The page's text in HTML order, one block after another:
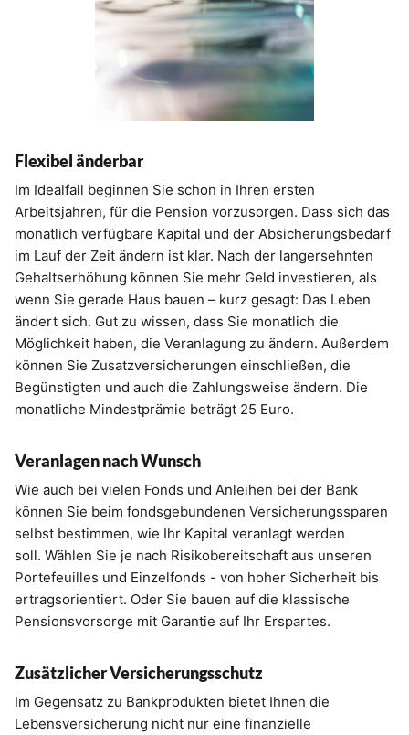
Flexibel änderbar
Im Idealfall beginnen Sie schon in Ihren ersten
Arbeitsjahren, für die Pension vorzusorgen. Dass sich das
monatlich verfügbare Kapital und der Absicherungsbedarf
im Lauf der Zeit ändern ist klar. Nach der langersehnten
Gehaltserhöhung können Sie mehr Geld investieren, als
wenn Sie gerade Haus bauen – kurz gesagt: Das Leben
ändert sich. Gut zu wissen, dass Sie monatlich die
Möglichkeit haben, die Veranlagung zu ändern. Außerdem
können Sie Zusatzversicherungen einschließen, die
Begünstigten und auch die Zahlungsweise ändern. Die
monatliche Mindestprämie beträgt 25 Euro.
Veranlagen nach Wunsch
Wie auch bei vielen Fonds und Anleihen bei der Bank
können Sie beim fondsgebundenen Versicherungssparen
selbst bestimmen, wie Ihr Kapital veranlagt werden
soll. Wählen Sie je nach Risikobereitschaft aus unseren
Portefeuilles und Einzelfonds - von hoher Sicherheit bis
ertragsorientiert. Oder Sie bauen auf die klassische
Pensionsvorsorge mit Garantie auf Ihr Erspartes.
Zusätzlicher Versicherungsschutz
Im Gegensatz zu Bankprodukten bietet Ihnen die
Lebensversicherung nicht nur eine finanzielle